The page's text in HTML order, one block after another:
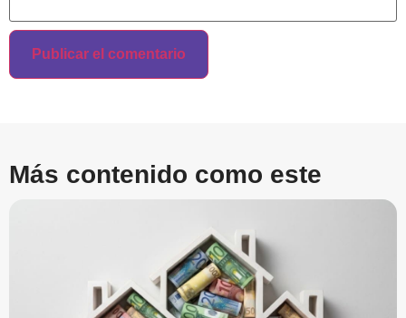
Más contenido como este